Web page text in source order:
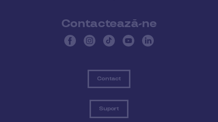
Contactează-ne
Contact
Suport